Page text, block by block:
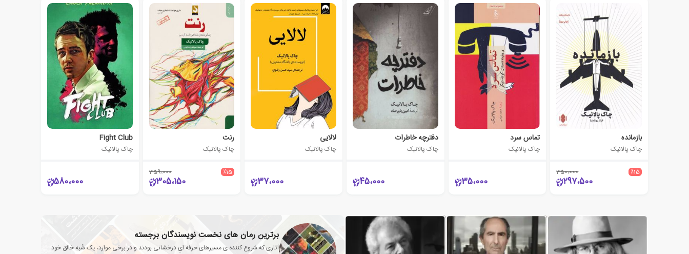
بازمانده
چاک پالانیک
٪15 350،000
297،500
تماس سرد
چاک پالانیک
35،000
دفترچه خاطرات
چاک پالانیک
45،000
لالایی
چاک پالانیک
37،000
رنت
چاک پالانیک
٪15 359،000
305،150
Fight Club
چاک پالانیک
580،000
برترین رمان های نخست نویسندگان برجسته
آثاری که شروع کننده ی مسیرهای حرفه ایِ درخشانی بودند و در برخی موارد، یک شَبه خالق خود